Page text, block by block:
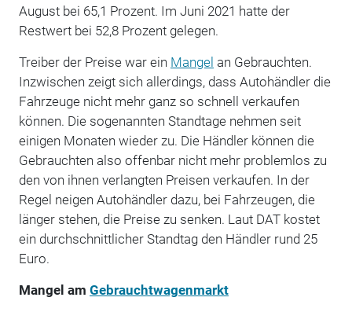
August bei 65,1 Prozent. Im Juni 2021 hatte der
Restwert bei 52,8 Prozent gelegen.
Treiber der Preise war ein Mangel an Gebrauchten.
Inzwischen zeigt sich allerdings, dass Autohändler die
Fahrzeuge nicht mehr ganz so schnell verkaufen
können. Die sogenannten Standtage nehmen seit
einigen Monaten wieder zu. Die Händler können die
Gebrauchten also offenbar nicht mehr problemlos zu
den von ihnen verlangten Preisen verkaufen. In der
Regel neigen Autohändler dazu, bei Fahrzeugen, die
länger stehen, die Preise zu senken. Laut DAT kostet
ein durchschnittlicher Standtag den Händler rund 25
Euro.
Mangel am Gebrauchtwagenmarkt